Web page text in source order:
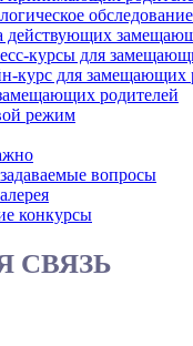
действующих
курсы для
курс для замещающих
родителей
режим
вопросы
конкурсы
СВЯЗЬ